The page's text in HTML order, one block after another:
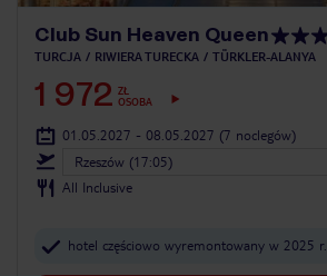
Club Sun Heaven Queen
TURCJA RIWIERA TURECKA TÜRKLER-ALANYA
1 972 ZŁ
OSOBA
01.05.2027 - 08.05.2027 (7 noclegów)
Rzeszów (17:05)
All Inclusive
hotel częściowo wyremontowany w 2025 r.